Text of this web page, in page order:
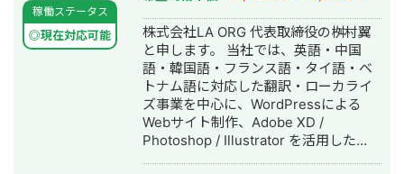
稼働ステータス
◎現在対応可能
株式会社LA ORG 代表取締役の桝村翼
と申します。 当社では、英語・中国
語・韓国語・フランス語・タイ語・ベ
トナム語に対応した翻訳・ローカライ
ズ事業を中心に、WordPressによる
Webサイト制作、Adobe XD /
Photoshop / Illustrator を活用した